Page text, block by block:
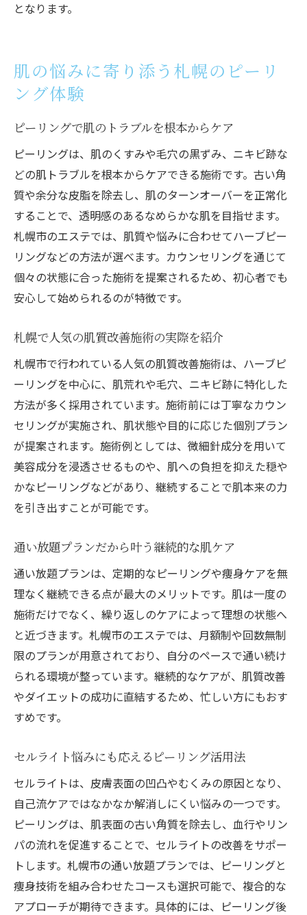
となります。
肌の悩みに寄り添う札幌のピーリ
ング体験
ピーリングで肌のトラブルを根本からケア
ピーリングは、肌のくすみや毛穴の黒ずみ、ニキビ跡な
どの肌トラブルを根本からケアできる施術です。古い角
質や余分な皮脂を除去し、肌のターンオーバーを正常化
することで、透明感のあるなめらかな肌を目指せます。
札幌市のエステでは、肌質や悩みに合わせてハーブピー
リングなどの方法が選べます。カウンセリングを通じて
個々の状態に合った施術を提案されるため、初心者でも
安心して始められるのが特徴です。
札幌で人気の肌質改善施術の実際を紹介
札幌市で行われている人気の肌質改善施術は、ハーブピ
ーリングを中心に、肌荒れや毛穴、ニキビ跡に特化した
方法が多く採用されています。施術前には丁寧なカウン
セリングが実施され、肌状態や目的に応じた個別プラン
が提案されます。施術例としては、微細針成分を用いて
美容成分を浸透させるものや、肌への負担を抑えた穏や
かなピーリングなどがあり、継続することで肌本来の力
を引き出すことが可能です。
通い放題プランだから叶う継続的な肌ケア
通い放題プランは、定期的なピーリングや痩身ケアを無
理なく継続できる点が最大のメリットです。肌は一度の
施術だけでなく、繰り返しのケアによって理想の状態へ
と近づきます。札幌市のエステでは、月額制や回数無制
限のプランが用意されており、自分のペースで通い続け
られる環境が整っています。継続的なケアが、肌質改善
やダイエットの成功に直結するため、忙しい方にもおす
すめです。
セルライト悩みにも応えるピーリング活用法
セルライトは、皮膚表面の凹凸やむくみの原因となり、
自己流ケアではなかなか解消しにくい悩みの一つです。
ピーリングは、肌表面の古い角質を除去し、血行やリン
パの流れを促進することで、セルライトの改善をサポー
トします。札幌市の通い放題プランでは、ピーリングと
痩身技術を組み合わせたコースも選択可能で、複合的な
アプローチが期待できます。具体的には、ピーリング後